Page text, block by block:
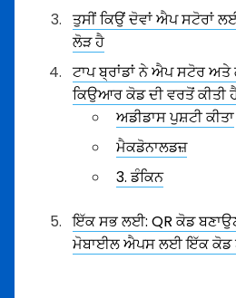
ਤੁਸੀਂ ਕਿਉਂ ਦੋਵਾਂ ਐਪ ਸਟੋਰਾਂ
ਲੋੜ ਹੈ
ਟਾਪ ਬ੍ਰਾਂਡਾਂ ਨੇ ਐਪ ਸਟੋਰ
ਕਿਉਆਰ ਕੋਡ ਦੀ ਵਰਤੋਂ ਕੀਤੀ
ਅਡੀਡਾਸ ਪੁਸ਼ਟੀ ਕੀਤਾ
ਮੈਕਡੋਨਾਲਡਜ਼
3. ਡੰਕਿਨ
ਇੱਕ ਸਭ ਲਈ: QR ਕੋਡ
ਮੋਬਾਈਲ ਐਪਸ ਲਈ ਇੱਕ ਕੋਡ